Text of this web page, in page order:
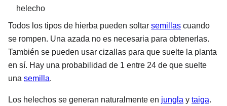
helecho
Todos los tipos de hierba pueden soltar semillas cuando
se rompen. Una azada no es necesaria para obtenerlas.
También se pueden usar cizallas para que suelte la planta
en sí. Hay una probabilidad de 1 entre 24 de que suelte
una semilla.
Los helechos se generan naturalmente en jungla y taiga.